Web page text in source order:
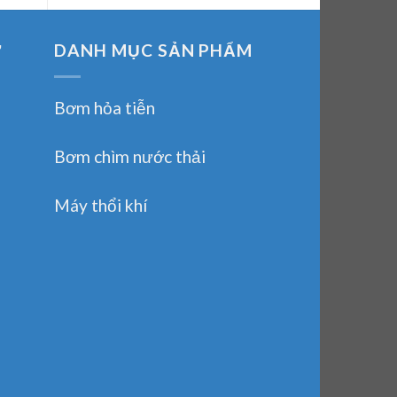
DANH MỤC SẢN PHẨM
Bơm hỏa tiễn
Bơm chìm nước thải
Máy thổi khí